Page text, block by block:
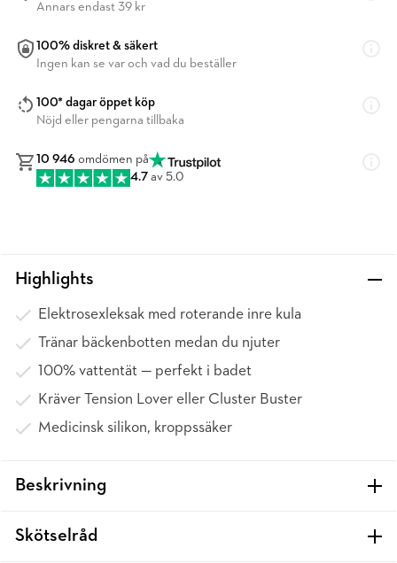
Annars endast 39 kr
100% diskret & säkert
Ingen kan se var och vad du beställer
100* dagar öppet köp
Nöjd eller pengarna tillbaka
10 946 omdömen på
4.7 av 5.0
Highlights
Elektrosexleksak med roterande inre kula
Tränar bäckenbotten medan du njuter
100% vattentät — perfekt i badet
Kräver Tension Lover eller Cluster Buster
Medicinsk silikon, kroppssäker
Beskrivning
Skötselråd